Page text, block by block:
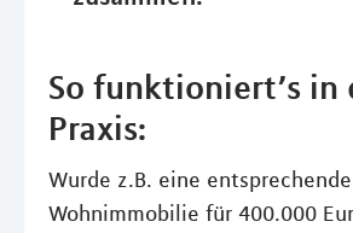
So funktioniert’s in
Praxis:
Wurde z.B. eine entsprechende
Wohnimmobilie für 400.000